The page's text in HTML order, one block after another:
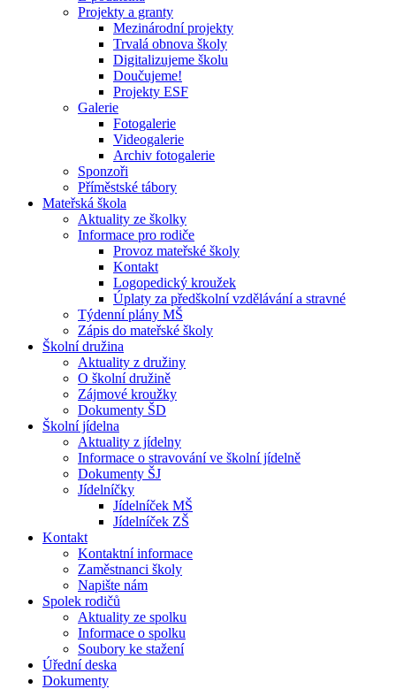
Projekty a granty
Mezinárodní projekty
Trvalá obnova školy
Digitalizujeme školu
Doučujeme!
Projekty ESF
Galerie
Fotogalerie
Videogalerie
Archiv fotogalerie
Sponzoři
Příměstské tábory
Mateřská škola
Aktuality ze školky
Informace pro rodiče
Provoz mateřské školy
Kontakt
Logopedický kroužek
Úplaty za předškolní vzdělávání a stravné
Týdenní plány MŠ
Zápis do mateřské školy
Školní družina
Aktuality z družiny
O školní družině
Zájmové kroužky
Dokumenty ŠD
Školní jídelna
Aktuality z jídelny
Informace o stravování ve školní jídelně
Dokumenty ŠJ
Jídelníčky
Jídelníček MŠ
Jídelníček ZŠ
Kontakt
Kontaktní informace
Zaměstnanci školy
Napište nám
Spolek rodičů
Aktuality ze spolku
Informace o spolku
Soubory ke stažení
Úřední deska
Dokumenty